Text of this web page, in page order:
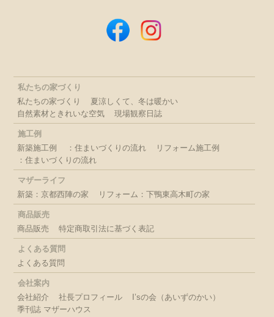
私たちの家づくり
私たちの家づくり
夏涼しくて、冬は暖かい
自然素材ときれいな空気
現場観察日誌
施工例
新築施工例
：住まいづくりの流れ
リフォーム施工例
：住まいづくりの流れ
マザーライフ
新築：京都西陣の家
リフォーム：下鴨東高木町の家
商品販売
商品販売
特定商取引法に基づく表記
よくある質問
よくある質問
会社案内
会社紹介
社長プロフィール
I’sの会（あいずのかい）
季刊誌 マザーハウス